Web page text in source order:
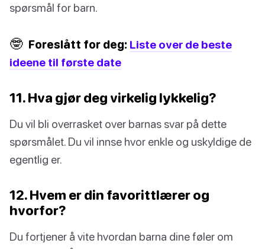
spørsmål for barn.
🤓 Foreslått for deg: Liste over de beste
ideene til første date
11. Hva gjør deg virkelig lykkelig?
Du vil bli overrasket over barnas svar på dette
spørsmålet. Du vil innse hvor enkle og uskyldige de
egentlig er.
12. Hvem er din favorittlærer og
hvorfor?
Du fortjener å vite hvordan barna dine føler om